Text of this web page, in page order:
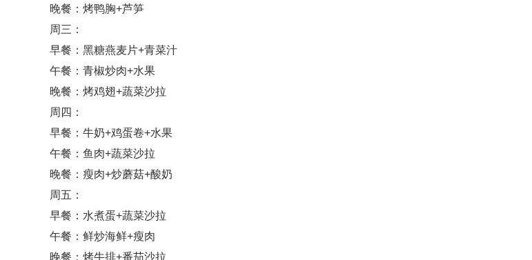
晚餐：烤鸭胸+芦笋
周三：
早餐：黑糖燕麦片+青菜汁
午餐：青椒炒肉+水果
晚餐：烤鸡翅+蔬菜沙拉
周四：
早餐：牛奶+鸡蛋卷+水果
午餐：鱼肉+蔬菜沙拉
晚餐：瘦肉+炒蘑菇+酸奶
周五：
早餐：水煮蛋+蔬菜沙拉
午餐：鲜炒海鲜+瘦肉
晚餐：烤牛排+番茄沙拉